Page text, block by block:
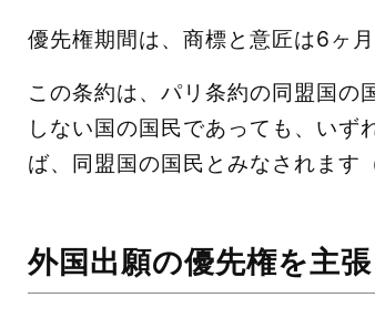
優先権期間は、商標と意匠は6ヶ
この条約は、パリ条約の同盟国の
しない国の国民であっても、い
ば、同盟国の国民とみなされます
外国出願の優先権を主